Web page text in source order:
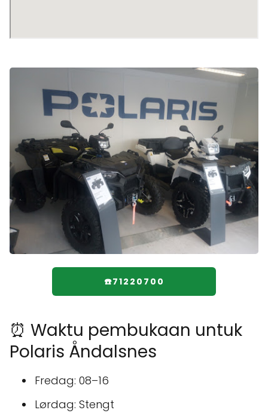
☎️71220700
⏰ Waktu pembukaan untuk
Polaris Åndalsnes
Fredag: 08–16
Lørdag: Stengt